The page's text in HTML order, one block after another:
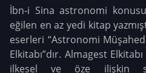
İbn-i Sina astronomi
eğilen en az yedi kitap
eserleri “Astronomi
Elkitabı”dır. Almagest
ilkesel ve öze ilişkin